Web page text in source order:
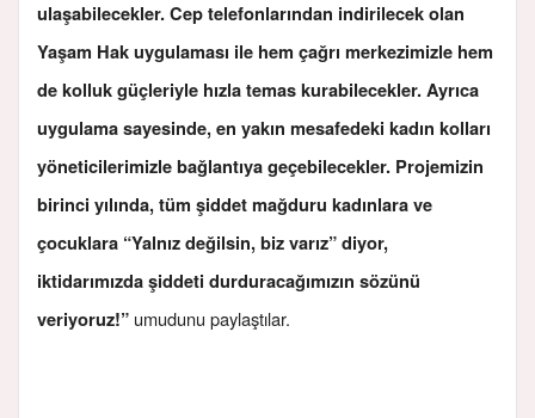
ulaşabilecekler. Cep telefonlarından indirilecek olan
Yaşam Hak uygulaması ile hem çağrı merkezimizle hem
de kolluk güçleriyle hızla temas kurabilecekler. Ayrıca
uygulama sayesinde, en yakın mesafedeki kadın kolları
yöneticilerimizle bağlantıya geçebilecekler. Projemizin
birinci yılında, tüm şiddet mağduru kadınlara ve
çocuklara “Yalnız değilsin, biz varız” diyor,
iktidarımızda şiddeti durduracağımızın sözünü
veriyoruz!” umudunu paylaştılar.